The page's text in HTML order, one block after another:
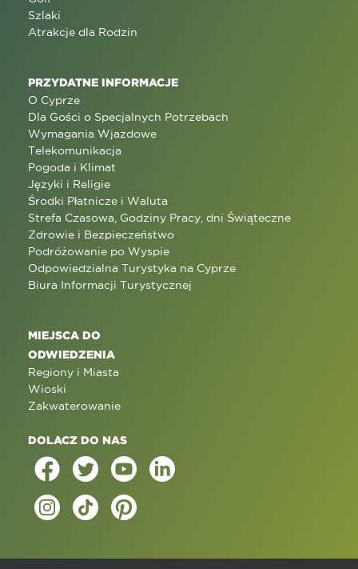
Szlaki
Atrakcje dla Rodzin
PRZYDATNE INFORMACJE
O Cyprze
Dla Gości o Specjalnych Potrzebach
Wymagania Wjazdowe
Telekomunikacja
Pogoda i Klimat
Języki i Religie
Środki Płatnicze i Waluta
Strefa Czasowa, Godziny Pracy, dni Świąteczne
Zdrowie i Bezpieczeństwo
Podróżowanie po Wyspie
Odpowiedzialna Turystyka na Cyprze
Biura Informacji Turystycznej
MIEJSCA DO
ODWIEDZENIA
Regiony i Miasta
Wioski
Zakwaterowanie
DOLACZ DO NAS